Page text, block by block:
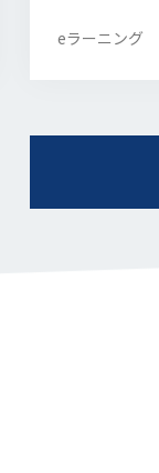
eラーニング